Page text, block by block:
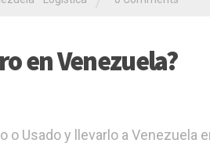
en Venezuela?
Usado y llevarlo a Venezuela